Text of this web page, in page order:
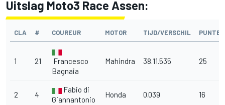
Uitslag Moto3 Race Assen:
CLA # COUREUR MOTOR TIJD/VERSCHIL PUNTEN
1 21
Francesco
Bagnaia
Mahindra 38.11.535 25
2 4
Fabio di
Giannantonio
Honda 0.039 16